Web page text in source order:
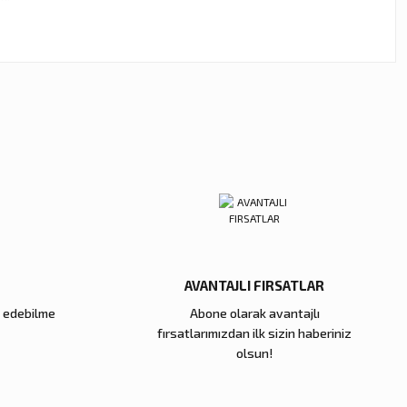
AVANTAJLI FIRSATLAR
Abone olarak avantajlı
fırsatlarımızdan ilk sizin haberiniz
olsun!